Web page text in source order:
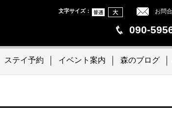
お問
文字サイズ：
090-
ステイ予約 イベント案内 森のブログ